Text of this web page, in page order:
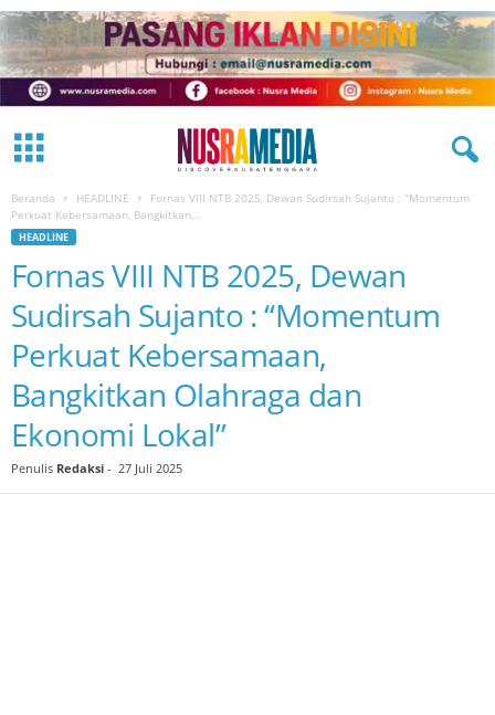
Beranda HEADLINE
Fornas VIII NTB 2025, Dewan Sudirsah Sujanto : “Momentum
Perkuat Kebersamaan, Bangkitkan...
HEADLINE
Fornas VIII NTB 2025, Dewan
Sudirsah Sujanto : “Momentum
Perkuat Kebersamaan,
Bangkitkan Olahraga dan
Ekonomi Lokal”
Penulis Redaksi - 27 Juli 2025